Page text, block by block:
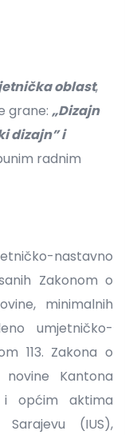
oblast,
grane: „Dizajn
dizajn” i
radnim
nastavno
Zakonom o
minimalnih
umjetničko-
113. Zakona o
novine Kantona
i općim aktima
(IUS),